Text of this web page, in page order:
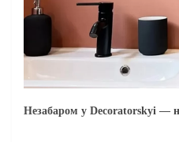
Незабаром у Decoratorskyi —